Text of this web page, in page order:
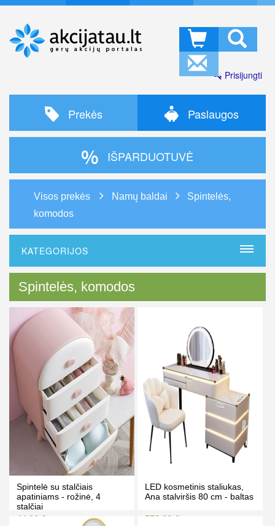
Prisijungti
Prekės Paslaugos
IŠPARDUOTUVĖ
Visos prekės Namų baldai
Spintelės,
komodos
KATEGORIJOS
Spintelės, komodos
Spintelė su stalčiais
apatiniams - rožinė, 4
stalčiai
44.00 € 48.00 €
LED kosmetinis staliukas,
Ana stalviršis 80 cm - baltas
570.00 €